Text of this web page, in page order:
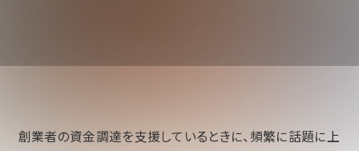
創業者の資金調達を支援しているときに、頻繁に話題に上